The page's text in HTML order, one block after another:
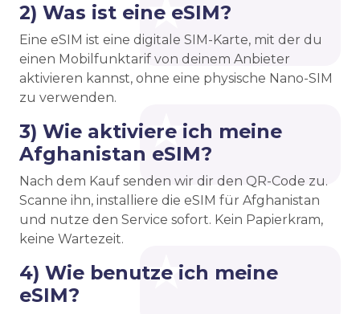
2) Was ist eine eSIM?
Eine eSIM ist eine digitale SIM-Karte, mit der du
einen Mobilfunktarif von deinem Anbieter
aktivieren kannst, ohne eine physische Nano-SIM
zu verwenden.
3) Wie aktiviere ich meine
Afghanistan eSIM?
Nach dem Kauf senden wir dir den QR-Code zu.
Scanne ihn, installiere die eSIM für Afghanistan
und nutze den Service sofort. Kein Papierkram,
keine Wartezeit.
4) Wie benutze ich meine
eSIM?